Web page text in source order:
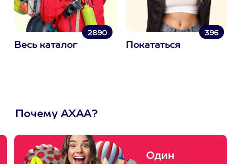
2890
Весь каталог
396
Покататься
Почему АХАА?
Один